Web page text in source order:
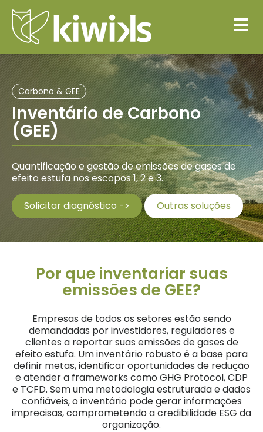
Carbono & GEE
Inventário de Carbono
(GEE)
Quantificação e gestão de emissões de gases de
efeito estufa nos escopos 1, 2 e 3.
Solicitar diagnóstico -> Outras soluções
Por que inventariar suas
emissões de GEE?
Empresas de todos os setores estão sendo
demandadas por investidores, reguladores e
clientes a reportar suas emissões de gases de
efeito estufa. Um inventário robusto é a base para
definir metas, identificar oportunidades de redução
e atender a frameworks como GHG Protocol, CDP
e TCFD. Sem uma metodologia estruturada e dados
confiáveis, o inventário pode gerar informações
imprecisas, comprometendo a credibilidade ESG da
organização.